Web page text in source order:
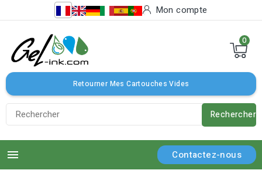
Mon compte
0
Retourner Mes Cartouches Vides
Rechercher
 Contactez-nous